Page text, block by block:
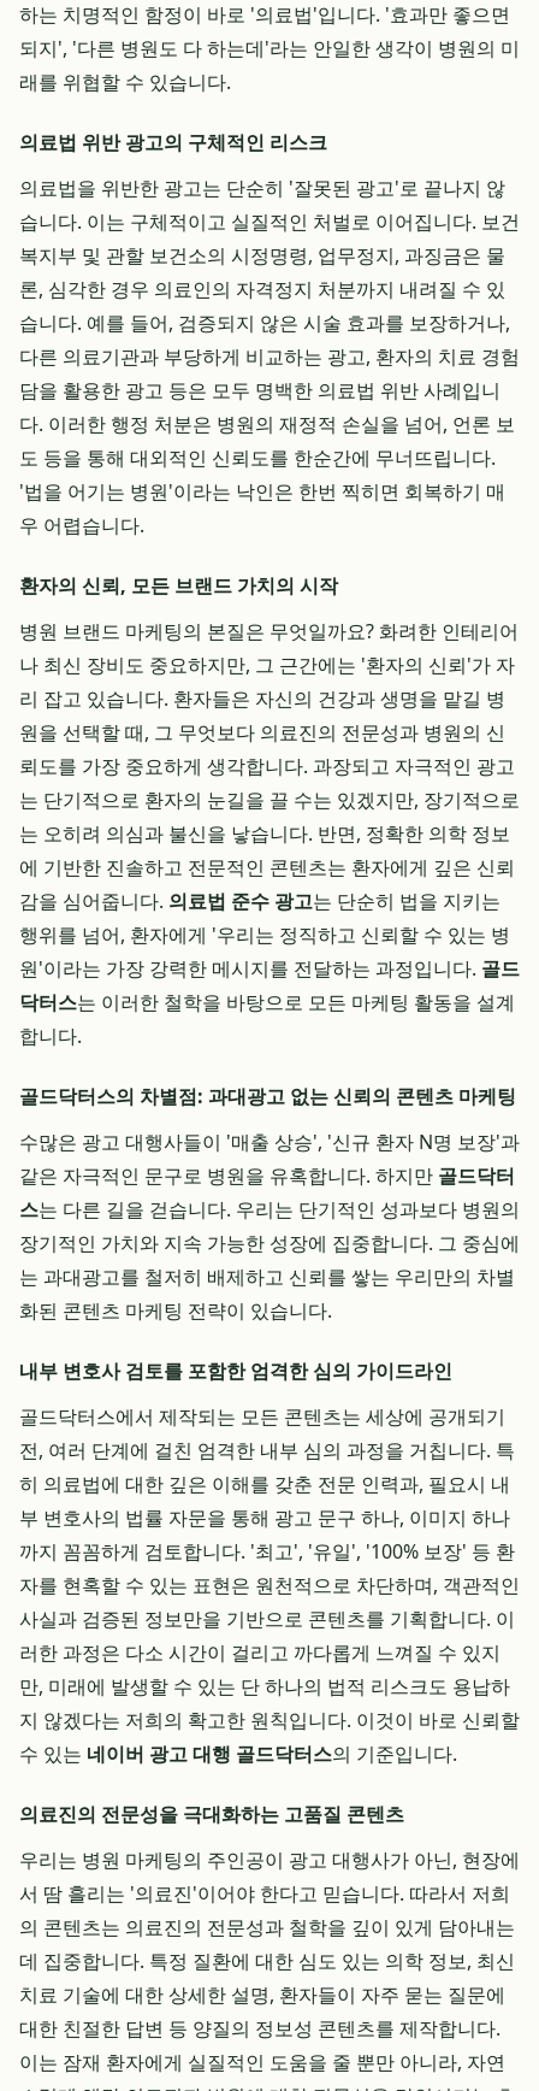
하는 치명적인 함정이 바로 '의료법'입니다. '효과만 좋으면
되지', '다른 병원도 다 하는데'라는 안일한 생각이 병원의 미
래를 위협할 수 있습니다.
의료법 위반 광고의 구체적인 리스크
의료법을 위반한 광고는 단순히 '잘못된 광고'로 끝나지 않
습니다. 이는 구체적이고 실질적인 처벌로 이어집니다. 보건
복지부 및 관할 보건소의 시정명령, 업무정지, 과징금은 물
론, 심각한 경우 의료인의 자격정지 처분까지 내려질 수 있
습니다. 예를 들어, 검증되지 않은 시술 효과를 보장하거나,
다른 의료기관과 부당하게 비교하는 광고, 환자의 치료 경험
담을 활용한 광고 등은 모두 명백한 의료법 위반 사례입니
다. 이러한 행정 처분은 병원의 재정적 손실을 넘어, 언론 보
도 등을 통해 대외적인 신뢰도를 한순간에 무너뜨립니다.
'법을 어기는 병원'이라는 낙인은 한번 찍히면 회복하기 매
우 어렵습니다.
환자의 신뢰, 모든 브랜드 가치의 시작
병원 브랜드 마케팅의 본질은 무엇일까요? 화려한 인테리어
나 최신 장비도 중요하지만, 그 근간에는 '환자의 신뢰'가 자
리 잡고 있습니다. 환자들은 자신의 건강과 생명을 맡길 병
원을 선택할 때, 그 무엇보다 의료진의 전문성과 병원의 신
뢰도를 가장 중요하게 생각합니다. 과장되고 자극적인 광고
는 단기적으로 환자의 눈길을 끌 수는 있겠지만, 장기적으로
는 오히려 의심과 불신을 낳습니다. 반면, 정확한 의학 정보
에 기반한 진솔하고 전문적인 콘텐츠는 환자에게 깊은 신뢰
감을 심어줍니다. 의료법 준수 광고는 단순히 법을 지키는
행위를 넘어, 환자에게 '우리는 정직하고 신뢰할 수 있는 병
원'이라는 가장 강력한 메시지를 전달하는 과정입니다. 골드
닥터스는 이러한 철학을 바탕으로 모든 마케팅 활동을 설계
합니다.
골드닥터스의 차별점: 과대광고 없는 신뢰의 콘텐츠 마케팅
수많은 광고 대행사들이 '매출 상승', '신규 환자 N명 보장'과
같은 자극적인 문구로 병원을 유혹합니다. 하지만 골드닥터
스는 다른 길을 걷습니다. 우리는 단기적인 성과보다 병원의
장기적인 가치와 지속 가능한 성장에 집중합니다. 그 중심에
는 과대광고를 철저히 배제하고 신뢰를 쌓는 우리만의 차별
화된 콘텐츠 마케팅 전략이 있습니다.
내부 변호사 검토를 포함한 엄격한 심의 가이드라인
골드닥터스에서 제작되는 모든 콘텐츠는 세상에 공개되기
전, 여러 단계에 걸친 엄격한 내부 심의 과정을 거칩니다. 특
히 의료법에 대한 깊은 이해를 갖춘 전문 인력과, 필요시 내
부 변호사의 법률 자문을 통해 광고 문구 하나, 이미지 하나
까지 꼼꼼하게 검토합니다. '최고', '유일', '100% 보장' 등 환
자를 현혹할 수 있는 표현은 원천적으로 차단하며, 객관적인
사실과 검증된 정보만을 기반으로 콘텐츠를 기획합니다. 이
러한 과정은 다소 시간이 걸리고 까다롭게 느껴질 수 있지
만, 미래에 발생할 수 있는 단 하나의 법적 리스크도 용납하
지 않겠다는 저희의 확고한 원칙입니다. 이것이 바로 신뢰할
수 있는 네이버 광고 대행 골드닥터스의 기준입니다.
의료진의 전문성을 극대화하는 고품질 콘텐츠
우리는 병원 마케팅의 주인공이 광고 대행사가 아닌, 현장에
서 땀 흘리는 '의료진'이어야 한다고 믿습니다. 따라서 저희
의 콘텐츠는 의료진의 전문성과 철학을 깊이 있게 담아내는
데 집중합니다. 특정 질환에 대한 심도 있는 의학 정보, 최신
치료 기술에 대한 상세한 설명, 환자들이 자주 묻는 질문에
대한 친절한 답변 등 양질의 정보성 콘텐츠를 제작합니다.
이는 잠재 환자에게 실질적인 도움을 줄 뿐만 아니라, 자연